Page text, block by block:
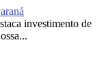
investimento de